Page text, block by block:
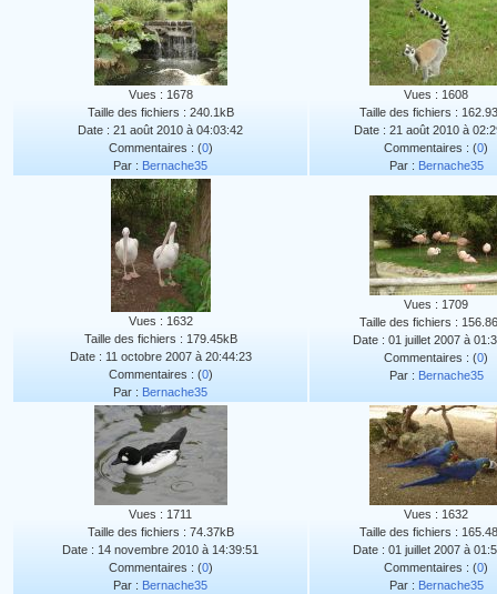
Vues : 1678
Taille des fichiers : 240.1kB
Date : 21 août 2010 à 04:03:42
Commentaires : (0)
Par : Bernache35
Vues : 1608
Taille des fichiers :
Date : 21 août 2010 à
Commentaires : (0)
Par : Bernache35
Vues : 1632
Taille des fichiers : 179.45kB
Date : 11 octobre 2007 à 20:44:23
Commentaires : (0)
Par : Bernache35
Vues : 1709
Taille des fichiers :
Date : 01 juillet 2007 à
Commentaires : (0)
Par : Bernache35
Vues : 1711
Taille des fichiers : 74.37kB
Date : 14 novembre 2010 à 14:39:51
Commentaires : (0)
Par : Bernache35
Vues : 1632
Taille des fichiers :
Date : 01 juillet 2007 à
Commentaires : (0)
Par : Bernache35